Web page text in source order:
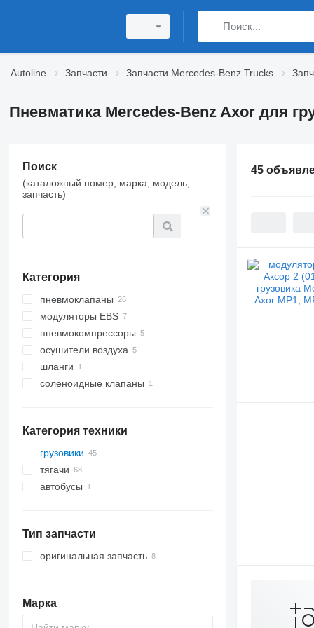
Autoline Запчасти Запчасти Mercedes-Benz Trucks
Пневматика Mercedes-Benz Axor для
Поиск
(каталожный номер, марка, модель,
запчасть)
Категория
пневмоклапаны
модуляторы EBS
пневмокомпрессоры
осушители воздуха
шланги
соленоидные клапаны
Категория техники
грузовики
тягачи
автобусы
Тип запчасти
оригинальная запчасть
Марка
45